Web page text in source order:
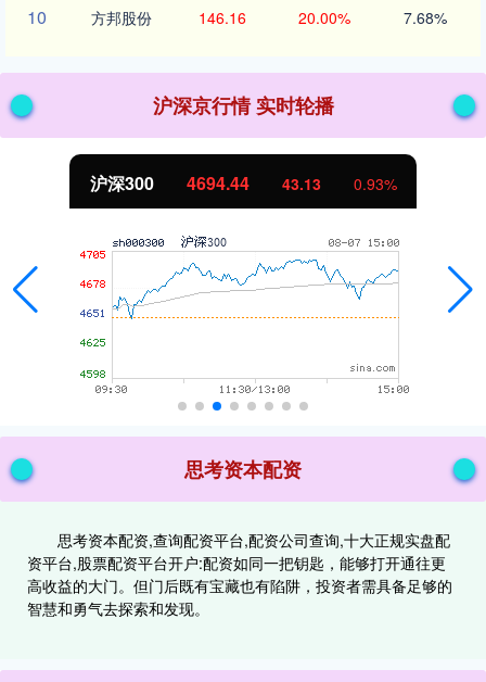
10 方邦股份 146.16 20.00% 7.68%
沪深京行情 实时轮播
沪深300 4694.44 43.13 0.93%
思考资本配资
思考资本配资,查询配资平台,配资公司查询,十大正规实盘配
资平台,股票配资平台开户:配资如同一把钥匙，能够打开通往更
高收益的大门。但门后既有宝藏也有陷阱，投资者需具备足够的
智慧和勇气去探索和发现。